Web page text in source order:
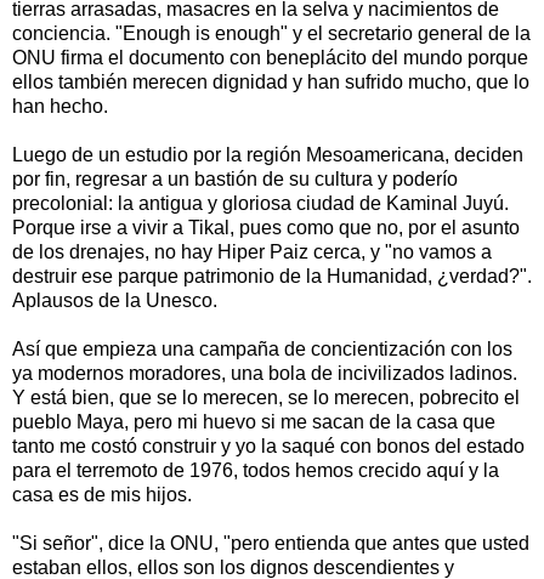
tierras arrasadas, masacres en la selva y nacimientos de
conciencia. "Enough is enough" y el secretario general de la
ONU firma el documento con beneplácito del mundo porque
ellos también merecen dignidad y han sufrido mucho, que lo
han hecho.
Luego de un estudio por la región Mesoamericana, deciden
por fin, regresar a un bastión de su cultura y poderío
precolonial: la antigua y gloriosa ciudad de Kaminal Juyú.
Porque irse a vivir a Tikal, pues como que no, por el asunto
de los drenajes, no hay Hiper Paiz cerca, y "no vamos a
destruir ese parque patrimonio de la Humanidad, ¿verdad?".
Aplausos de la Unesco.
Así que empieza una campaña de concientización con los
ya modernos moradores, una bola de incivilizados ladinos.
Y está bien, que se lo merecen, se lo merecen, pobrecito el
pueblo Maya, pero mi huevo si me sacan de la casa que
tanto me costó construir y yo la saqué con bonos del estado
para el terremoto de 1976, todos hemos crecido aquí y la
casa es de mis hijos.
"Si señor", dice la ONU, "pero entienda que antes que usted
estaban ellos, ellos son los dignos descendientes y